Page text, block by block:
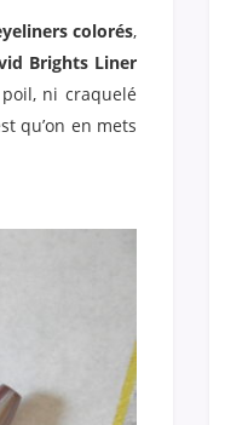
colorés,
Brights Liner
ni craquelé
qu’on en mets